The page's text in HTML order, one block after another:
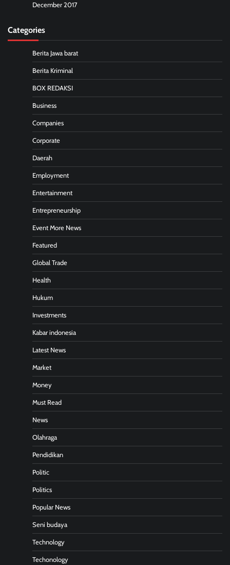
December 2017
Categories
Berita Jawa barat
Berita Kriminal
BOX REDAKSI
Business
Companies
Corporate
Daerah
Employment
Entertainment
Entrepreneurship
Event More News
Featured
Global Trade
Health
Hukum
Investments
Kabar indonesia
Latest News
Market
Money
Must Read
News
Olahraga
Pendidikan
Politic
Politics
Popular News
Seni budaya
Technology
Techonology